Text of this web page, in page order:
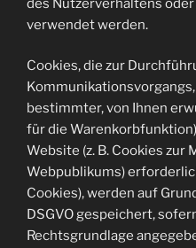
verwendet werden.
Cookies, die zur
bestimmter, von Ihnen
für die
Website (z. B. Cookies zur
Webpublikums)
Cookies), werden auf
DSGVO gespeichert,
Rechtsgrundlage